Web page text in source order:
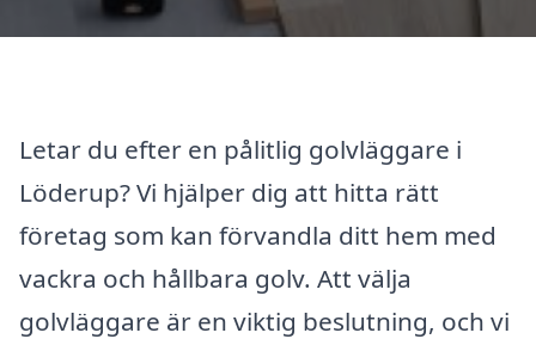
Letar du efter en pålitlig golvläggare i
Löderup? Vi hjälper dig att hitta rätt
företag som kan förvandla ditt hem med
vackra och hållbara golv. Att välja
golvläggare är en viktig beslutning, och vi